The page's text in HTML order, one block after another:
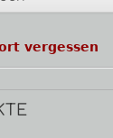
vergessen